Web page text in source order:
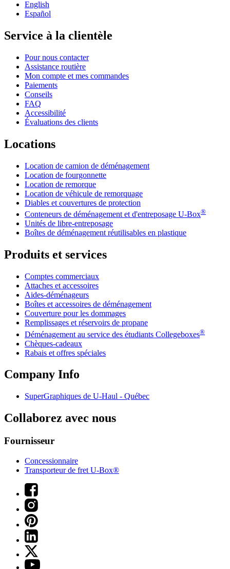
English
Español
Service à la clientèle
Pour nous contacter
Assistance routière
Mon compte et mes commandes
Paiements
Conseils
FAQ
Accessibilité
Évaluations des clients
Locations
Location de camion de déménagement
Location de fourgonnette
Location de remorque
Location de véhicule de remorquage
Diables et couvertures de protection
Conteneurs de déménagement et d'entreposage U-Box®
Unités de libre-entreposage
Boîtes de déménagement réutilisables en plastique
Produits et services
Comptes commerciaux
Attaches et accessoires
Aides-déménageurs
Boîtes et accessoires de déménagement
Couverture pour les dommages
Remplissages et réservoirs de propane
Déménagement au service des étudiants Collegeboxes®
Chèques-cadeaux
Rabais et offres spéciales
Company Info
SuperGraphiques de U-Haul - Québec
Collaborez avec nous
Fournisseur
Concessionnaire
Transporteur de fret U-Box®